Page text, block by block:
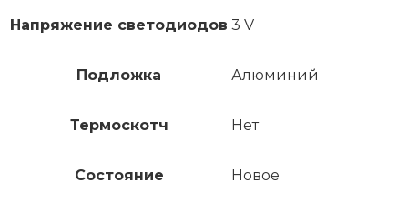
Напряжение светодиодов 3 V
Подложка Алюминий
Термоскотч Нет
Состояние Новое